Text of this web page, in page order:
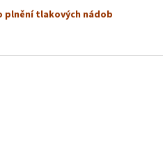
plnění tlakových nádob